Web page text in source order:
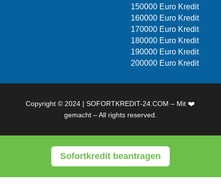
150000 Euro Kredit
160000 Euro Kredit
170000 Euro Kredit
180000 Euro Kredit
190000 Euro Kredit
200000 Euro Kredit
Copyright © 2024 | SOFORTKREDIT-24.COM – Mit ❤️
gemacht – All rights reserved.
Sofortkredit beantragen